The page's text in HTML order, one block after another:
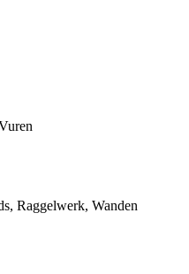
, Raggelwerk, Wanden